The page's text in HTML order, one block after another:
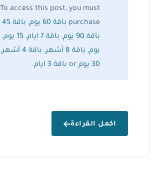
To access this post, you must
purchase باقة 60 يوم , باقة 45 يوم
باقة 90 يوم
, باقة 7 ايام , 15 يوم ,
يوم, باقة 8 أشهر , باقة 4 أشهر ,
30 يوم
باقة 3 ايام .
اكمل القراءة